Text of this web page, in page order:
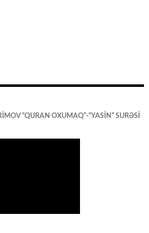
“QURAN OXUMAQ”-“YASİN” SURƏSİ